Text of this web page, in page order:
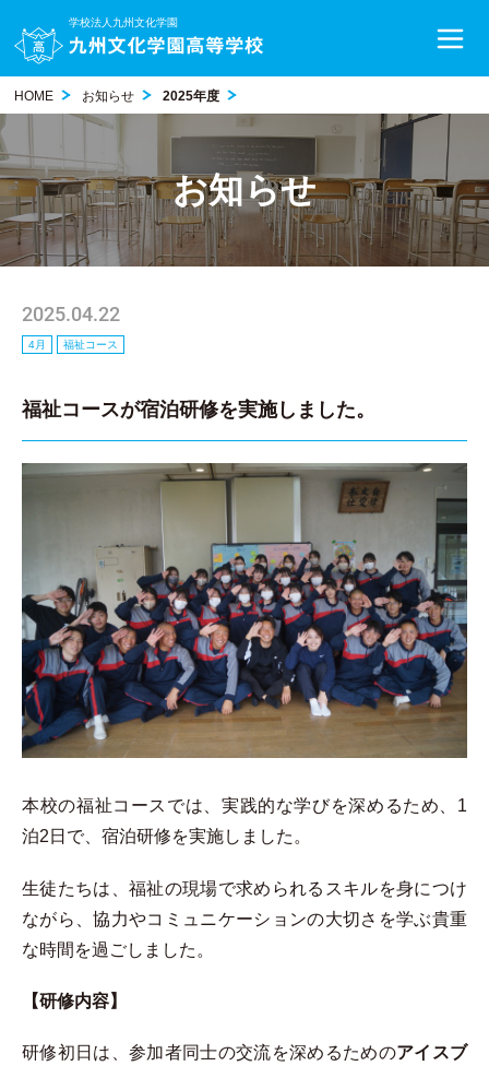
学校法人九州文化学園
HOME お知らせ 2025年度
お知らせ
2025.04.22
4月 福祉コース
福祉コースが宿泊研修を実施しました。
本校の福祉コースでは、実践的な学びを深めるため、1
泊2日で、宿泊研修を実施しました。
生徒たちは、福祉の現場で求められるスキルを身につけ
ながら、協力やコミュニケーションの大切さを学ぶ貴重
な時間を過ごしました。
【研修内容】
研修初日は、参加者同士の交流を深めるためのアイスブ